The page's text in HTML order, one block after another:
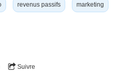
revenus passifs marketing
Suivre